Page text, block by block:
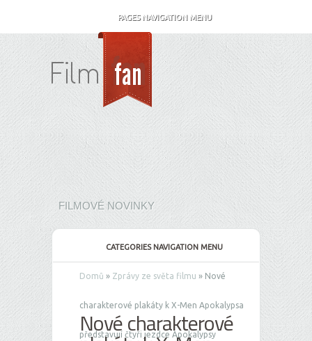
PAGES NAVIGATION MENU
FILMOVÉ NOVINKY
CATEGORIES NAVIGATION MENU
Domů » Zprávy ze světa filmu » Nové
charakterové plakáty k X-Men Apokalypsa
představují čtyři jezdce Apokalypsy
Nové charakterové